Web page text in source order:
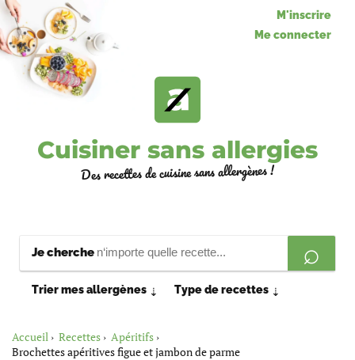
M'inscrire
Me connecter
Cuisiner sans allergies
Des recettes de cuisine sans allergènes !
Je cherche
Trier mes allergènes ⇣ Type de recettes ⇣
Accueil Recettes
Apéritifs
Brochettes apéritives figue et jambon de parme